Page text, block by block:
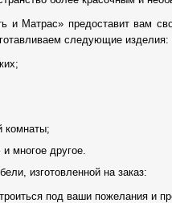
и Матрас» предоставит вам
следующие изделия:
комнаты;
многое другое.
изготовленной на заказ:
под ваши пожелания и